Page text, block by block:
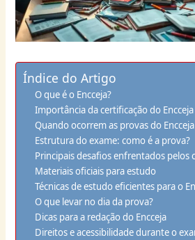
Índice do Artigo
O que é o Encceja?
Importância da certificação do Encceja
Quando ocorrem as provas do
Estrutura do exame: como é a prova?
Principais desafios enfrentados pelos
Materiais oficiais para estudo
Técnicas de estudo eficientes para o
O que levar no dia da prova?
Dicas para a redação do Encceja
Direitos e acessibilidade durante o